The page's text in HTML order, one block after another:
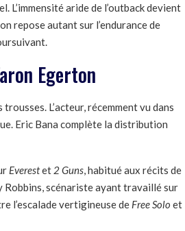
aride de l’outback devient
repose autant sur l’endurance de
Egerton
L’acteur, récemment vu dans
Eric Bana complète la distribution
Everestet 2 Guns, habitué aux récits de
Robbins, scénariste ayant travaillé sur
l’escalade vertigineuse de Free Solo et